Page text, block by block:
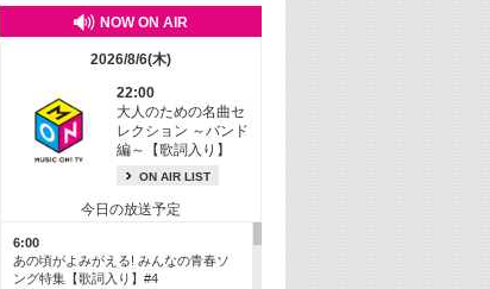
NOW ON AIR
2026/8/6(木)
22:00
大人のための名曲セ
レクション ～バンド
編～【歌詞入り】
ON AIR LIST
今日の放送予定
6:00
あの頃がよみがえる! みんなの青春ソ
ング特集【歌詞入り】#4